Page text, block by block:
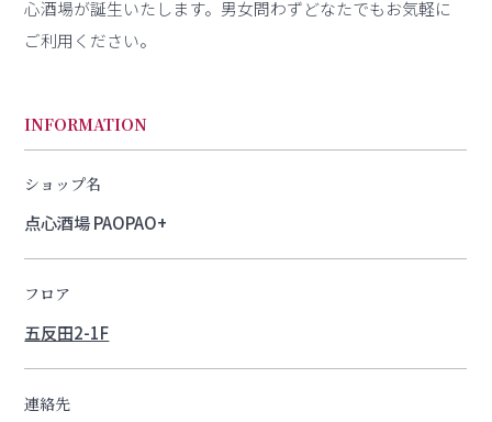
心酒場が誕生いたします。男女問わずどなたでもお気軽に
ご利用ください。
INFORMATION
ショップ名
点心酒場 PAOPAO+
フロア
五反田2-1F
連絡先